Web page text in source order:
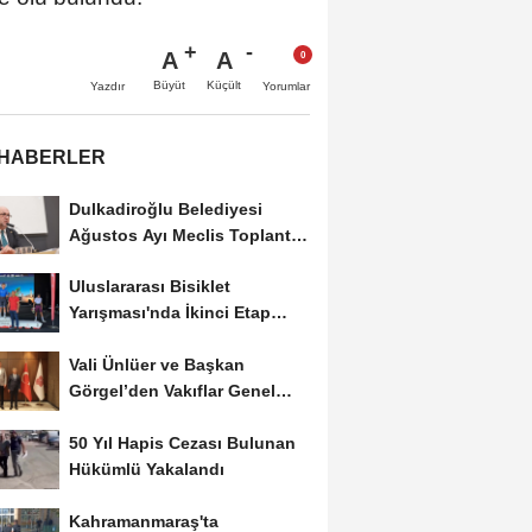
Yazdır
A
Büyüt
A
Küçült Yorumlar
Dulkadiroğlu Belediyesi
Ağustos Ayı Meclis Toplantısı
Uluslararası Bisiklet
Yarışması'nda İkinci Etap
Vali Ünlüer ve Başkan
Görgel’den Vakıflar Genel
50 Yıl Hapis Cezası Bulunan
Hükümlü Yakalandı
Kahramanmaraş'ta